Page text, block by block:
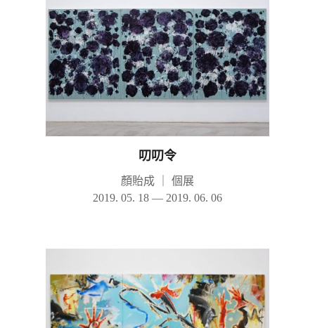
叨叨令
顏貽成
個展
2019. 05. 18 — 2019. 06. 06